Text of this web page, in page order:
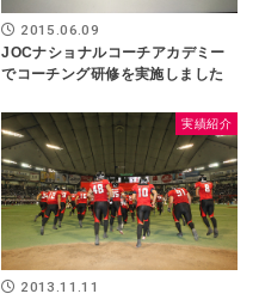
2015.06.09
JOCナショナルコーチアカデミー
でコーチング研修を実施しました
実績紹介
2013.11.11